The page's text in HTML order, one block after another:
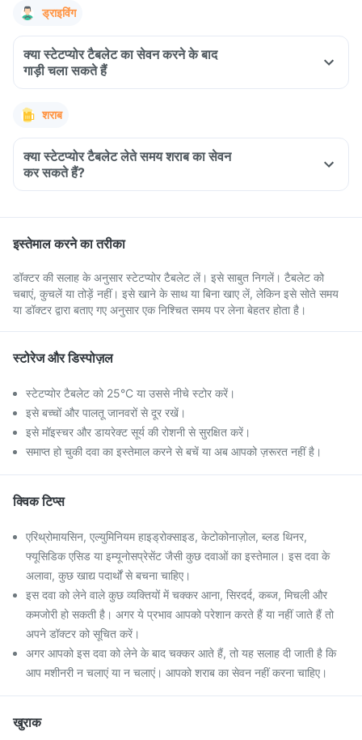
ड्राइविंग
क्या स्टेटप्योर टैबलेट का सेवन करने के बाद
गाड़ी चला सकते हैं
शराब
क्या स्टेटप्योर टैबलेट लेते समय शराब का सेवन
कर सकते हैं?
इस्तेमाल करने का तरीका
डॉक्टर की सलाह के अनुसार स्टेटप्योर टैबलेट लें। इसे साबुत निगलें। टैबलेट को
चबाएं, कुचलें या तोड़ें नहीं। इसे खाने के साथ या बिना खाए लें, लेकिन इसे सोते समय
या डॉक्टर द्वारा बताए गए अनुसार एक निश्चित समय पर लेना बेहतर होता है।
स्टोरेज और डिस्पोज़ल
स्टेटप्योर टैबलेट को 25°C या उससे नीचे स्टोर करें।
इसे बच्चों और पालतू जानवरों से दूर रखें।
इसे मॉइस्चर और डायरेक्ट सूर्य की रोशनी से सुरक्षित करें।
समाप्त हो चुकी दवा का इस्तेमाल करने से बचें या अब आपको ज़रूरत नहीं है।
क्विक टिप्स
एरिथ्रोमायसिन, एल्युमिनियम हाइड्रोक्साइड, केटोकोनाज़ोल, ब्लड थिनर,
फ्यूसिडिक एसिड या इम्यूनोसप्रेसेंट जैसी कुछ दवाओं का इस्तेमाल। इस दवा के
अलावा, कुछ खाद्य पदार्थों से बचना चाहिए।
इस दवा को लेने वाले कुछ व्यक्तियों में चक्कर आना, सिरदर्द, कब्ज, मिचली और
कमजोरी हो सकती है। अगर ये प्रभाव आपको परेशान करते हैं या नहीं जाते हैं तो
अपने डॉक्टर को सूचित करें।
अगर आपको इस दवा को लेने के बाद चक्कर आते हैं, तो यह सलाह दी जाती है कि
आप मशीनरी न चलाएं या न चलाएं। आपको शराब का सेवन नहीं करना चाहिए।
खुराक